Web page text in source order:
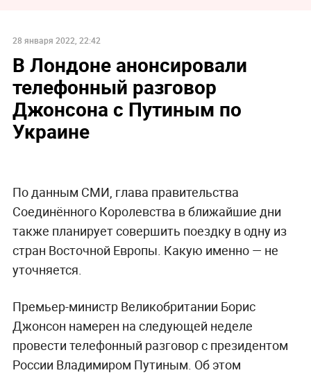
28 января 2022, 22:42
В Лондоне анонсировали
телефонный разговор
Джонсона с Путиным по
Украине
По данным СМИ, глава правительства
Соединённого Королевства в ближайшие дни
также планирует совершить поездку в одну из
стран Восточной Европы. Какую именно — не
уточняется.
Премьер-министр Великобритании Борис
Джонсон намерен на следующей неделе
провести телефонный разговор с президентом
России Владимиром Путиным. Об этом